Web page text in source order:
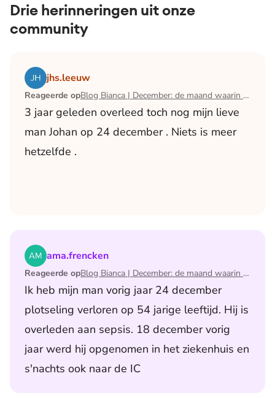
Drie herinneringen uit onze
community
jhs.leeuw
Reageerde op Blog Bianca | December: de maand waarin ik mijn man verloor
3 jaar geleden overleed toch nog mijn lieve
man Johan op 24 december . Niets is meer
hetzelfde .
Lees het artikel Blog Bianca | December: de maand
ama.frencken
Reageerde op Blog Bianca | December: de maand waarin ik mijn man verloor
Ik heb mijn man vorig jaar 24 december
plotseling verloren op 54 jarige leeftijd. Hij is
overleden aan sepsis. 18 december vorig
jaar werd hij opgenomen in het ziekenhuis en
s'nachts ook naar de IC
Lees het artikel Blog Bianca | December: de maand